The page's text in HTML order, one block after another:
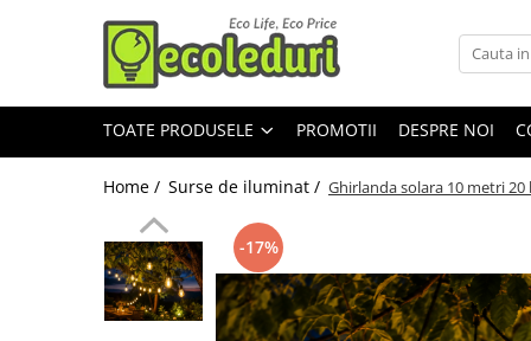
Toate Produsele
Surse de iluminat
Surse de iluminat
Bec Color led
Bec incandescent (Clasic)
Becuri Led
TOATE PRODUSELE PROMOTII DESPRE NOI
Home / Surse de iluminat / Ghirlanda solara 10 metri
-17%